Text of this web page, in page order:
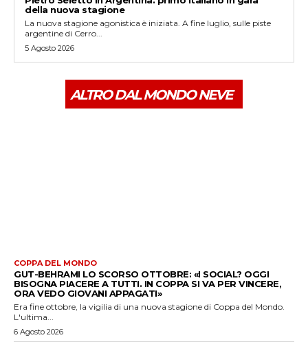
della nuova stagione
La nuova stagione agonistica è iniziata. A fine luglio, sulle piste
argentine di Cerro...
5 Agosto 2026
ALTRO DAL MONDO NEVE
COPPA DEL MONDO
GUT-BEHRAMI LO SCORSO OTTOBRE: «I SOCIAL? OGGI
BISOGNA PIACERE A TUTTI. IN COPPA SI VA PER VINCERE,
ORA VEDO GIOVANI APPAGATI»
Era fine ottobre, la vigilia di una nuova stagione di Coppa del Mondo.
L'ultima...
6 Agosto 2026